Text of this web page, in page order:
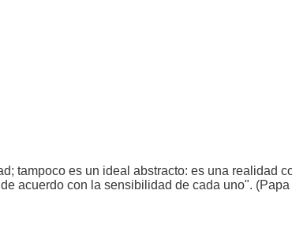
tampoco es un ideal abstracto: es una realidad
acuerdo con la sensibilidad de cada uno".